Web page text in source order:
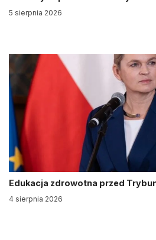
5 sierpnia 2026
Edukacja zdrowotna przed
4 sierpnia 2026